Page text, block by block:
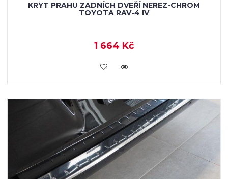
KRYT PRAHU ZADNÍCH DVEŘÍ NEREZ-CHROM
TOYOTA RAV-4 IV
1 664 Kč
KOUPIT